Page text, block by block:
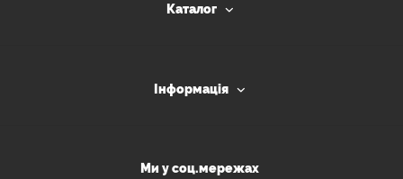
Каталог
Інформація
Ми у соц.мережах